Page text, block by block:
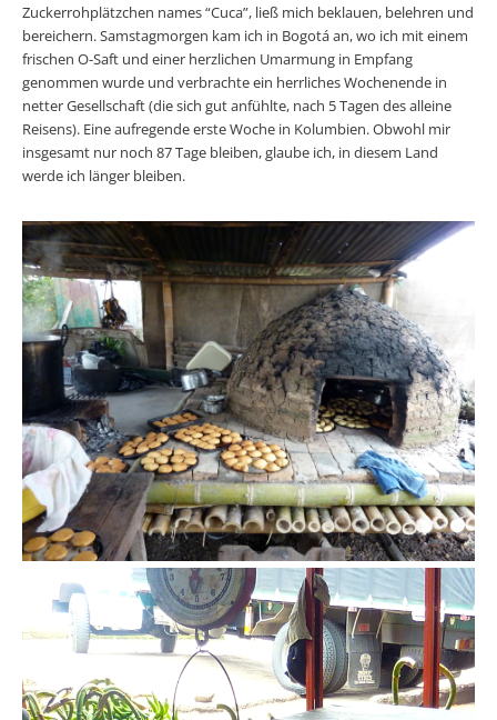
Zuckerrohplätzchen names “Cuca”, ließ mich beklauen, belehren und
bereichern. Samstagmorgen kam ich in Bogotá an, wo ich mit einem
frischen O-Saft und einer herzlichen Umarmung in Empfang
genommen wurde und verbrachte ein herrliches Wochenende in
netter Gesellschaft (die sich gut anfühlte, nach 5 Tagen des alleine
Reisens). Eine aufregende erste Woche in Kolumbien. Obwohl mir
insgesamt nur noch 87 Tage bleiben, glaube ich, in diesem Land
werde ich länger bleiben.